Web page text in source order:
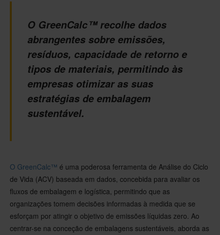
O GreenCalc™ recolhe dados
abrangentes sobre emissões,
resíduos, capacidade de retorno e
tipos de materiais, permitindo às
empresas otimizar as suas
estratégias de embalagem
sustentável.
O GreenCalc™ é uma poderosa ferramenta de Análise do Ciclo
de Vida (ACV) baseada em dados, concebida para avaliar os
fluxos de embalagem e logística, permitindo que as
organizações tomem decisões informadas à medida que se
esforçam por atingir o objetivo de emissões líquidas zero. Ao
centrar-se na conceção de embalagens sustentáveis, aborda as